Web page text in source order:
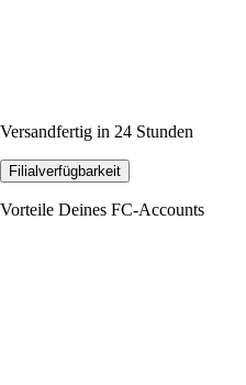
Versandfertig in 24 Stunden
Filialverfügbarkeit
Vorteile Deines FC-Accounts